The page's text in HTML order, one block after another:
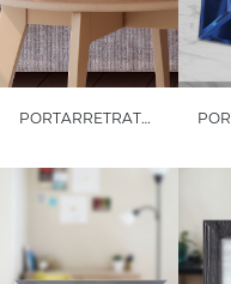
PORTARRETRATO DENVER